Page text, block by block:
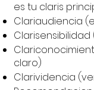
es tu claris
Clariaudiencia
claro)
Clarividencia